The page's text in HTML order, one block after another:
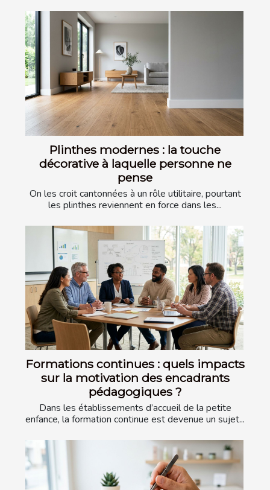
Plinthes modernes : la touche
décorative à laquelle personne ne
pense
On les croit cantonnées à un rôle utilitaire, pourtant
les plinthes reviennent en force dans les...
Formations continues : quels impacts
sur la motivation des encadrants
pédagogiques ?
Dans les établissements d’accueil de la petite
enfance, la formation continue est devenue un sujet...